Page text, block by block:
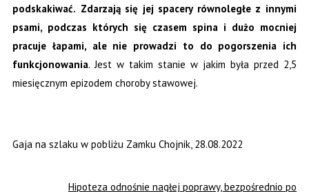
podskakiwać. Zdarzają się jej spacery równoległe z innymi
psami, podczas których się czasem spina i dużo mocniej
pracuje łapami, ale nie prowadzi to do pogorszenia ich
funkcjonowania. Jest w takim stanie w jakim była przed 2,5
miesięcznym epizodem choroby stawowej.
Gaja na szlaku w pobliżu Zamku Chojnik, 28.08.2022
Hipoteza odnośnie nagłej poprawy, bezpośrednio po